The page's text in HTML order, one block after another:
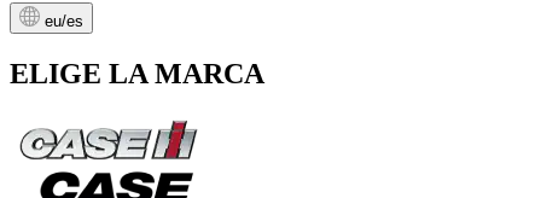
eu/es
ELIGE LA MARCA